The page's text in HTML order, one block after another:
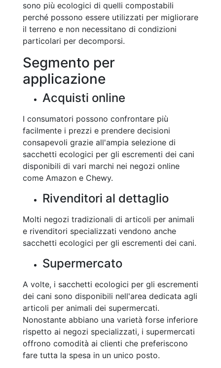
sono più ecologici di quelli compostabili
perché possono essere utilizzati per migliorare
il terreno e non necessitano di condizioni
particolari per decomporsi.
Segmento per
applicazione
Acquisti online
I consumatori possono confrontare più
facilmente i prezzi e prendere decisioni
consapevoli grazie all'ampia selezione di
sacchetti ecologici per gli escrementi dei cani
disponibili di vari marchi nei negozi online
come Amazon e Chewy.
Rivenditori al dettaglio
Molti negozi tradizionali di articoli per animali
e rivenditori specializzati vendono anche
sacchetti ecologici per gli escrementi dei cani.
Supermercato
A volte, i sacchetti ecologici per gli escrementi
dei cani sono disponibili nell'area dedicata agli
articoli per animali dei supermercati.
Nonostante abbiano una varietà forse inferiore
rispetto ai negozi specializzati, i supermercati
offrono comodità ai clienti che preferiscono
fare tutta la spesa in un unico posto.